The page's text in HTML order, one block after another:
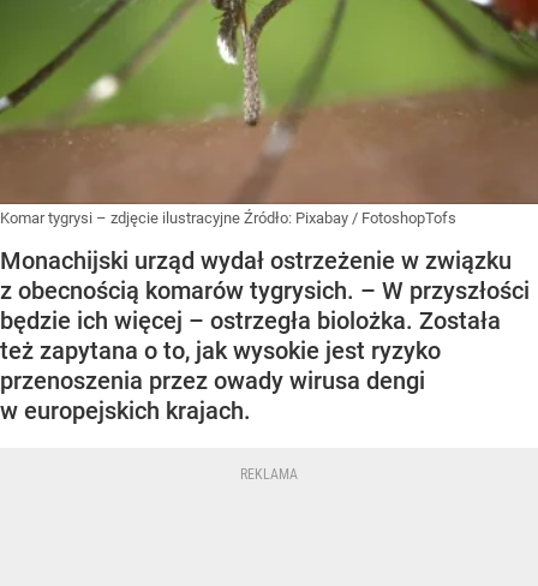
Komar tygrysi – zdjęcie ilustracyjne Źródło: Pixabay / FotoshopTofs
Monachijski urząd wydał ostrzeżenie w związku
z obecnością komarów tygrysich. – W przyszłości
będzie ich więcej – ostrzegła biolożka. Została
też zapytana o to, jak wysokie jest ryzyko
przenoszenia przez owady wirusa dengi
w europejskich krajach.